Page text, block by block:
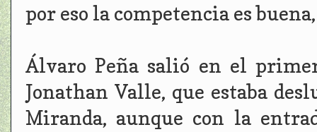
por eso la competencia es
Álvaro Peña salió en el
Jonathan Valle, que estaba
Miranda, aunque con la